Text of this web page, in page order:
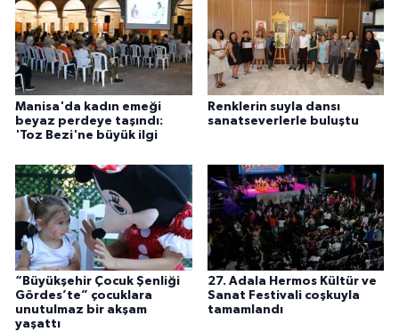
Manisa'da kadın emeği
beyaz perdeye taşındı:
'Toz Bezi'ne büyük ilgi
Renklerin suyla dansı
sanatseverlerle buluştu
“Büyükşehir Çocuk Şenliği
Gördes’te” çocuklara
unutulmaz bir akşam
yaşattı
27. Adala Hermos Kültür ve
Sanat Festivali coşkuyla
tamamlandı